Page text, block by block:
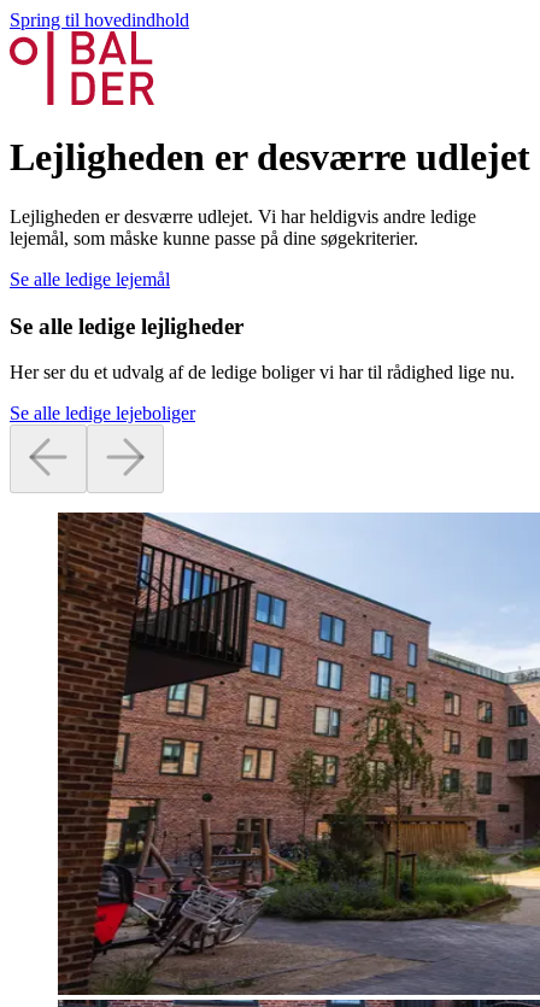
Spring til hovedindhold
Lejligheden er desværre udlejet
Lejligheden er desværre udlejet. Vi har heldigvis andre ledige
lejemål, som måske kunne passe på dine søgekriterier.
Se alle ledige lejemål
Se alle ledige lejligheder
Her ser du et udvalg af de ledige boliger vi har til rådighed lige nu.
Se alle ledige lejeboliger